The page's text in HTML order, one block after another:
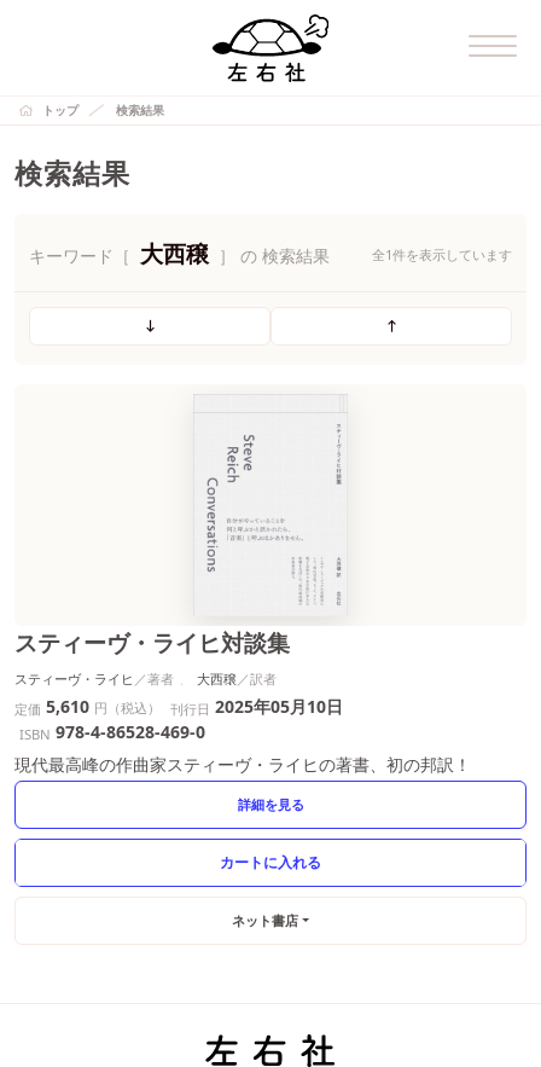
トップ 検索結果
検索結果
キーワード［ 大西穣 ］ の 検索結果 全1件を表示しています
スティーヴ・ライヒ対談集
スティーヴ・ライヒ
大西穣
定価 5,610 円（税込） 刊行日 2025年05月10日
ISBN 978-4-86528-469-0
現代最高峰の作曲家スティーヴ・ライヒの著書、初の邦訳！
詳細を見る
ネット書店